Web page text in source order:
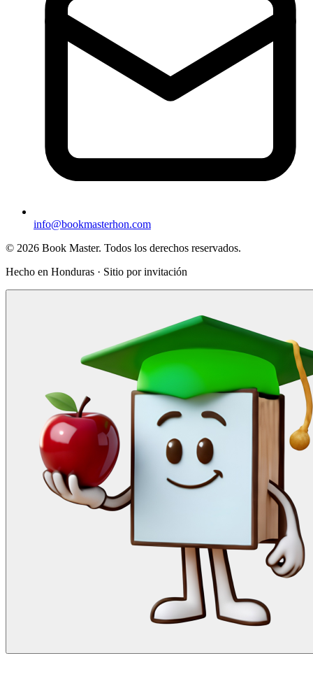
info@bookmasterhon.com
© 2026 Book Master. Todos los derechos reservados.
Hecho en Honduras · Sitio por invitación